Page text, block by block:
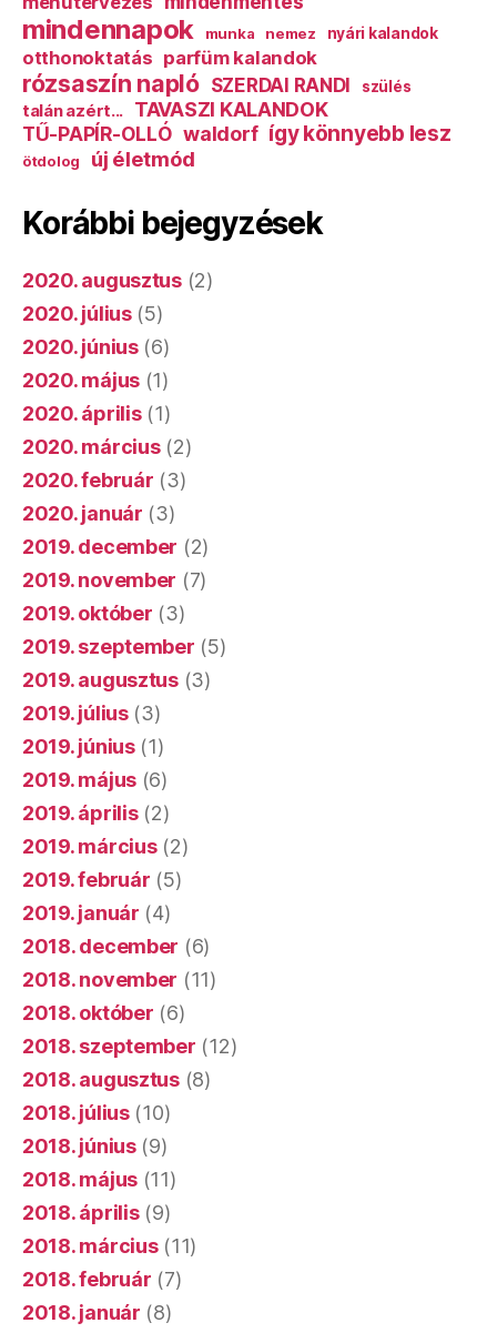
mindennapok munka nemez nyári kalandok
otthonoktatás parfüm kalandok
rózsaszín napló SZERDAI RANDI szülés
talán azért...
TAVASZI KALANDOK
TŰ-PAPÍR-OLLÓ waldorf így könnyebb lesz
ötdolog új életmód
Korábbi bejegyzések
2020. augusztus(2)
2020. július(5)
2020. június(6)
2020. május (1)
2020. április(1)
2020. március(2)
2020. február (3)
2020. január (3)
2019. december (2)
2019. november (7)
2019. október (3)
2019. szeptember (5)
2019. augusztus(3)
2019. július(3)
2019. június(1)
2019. május (6)
2019. április(2)
2019. március(2)
2019. február (5)
2019. január (4)
2018. december (6)
2018. november (11)
2018. október (6)
2018. szeptember (12)
2018. augusztus(8)
2018. július(10)
2018. június(9)
2018. május (11)
2018. április(9)
2018. március(11)
2018. február (7)
2018. január (8)